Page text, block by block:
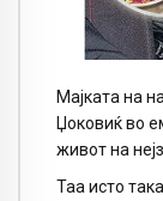
Мајката на
Џоковиќ во
живот на
Таа исто